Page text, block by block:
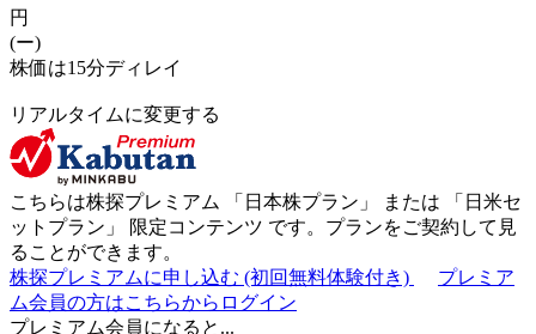
円
(ー)
株価は15分ディレイ
リアルタイムに変更する
こちらは株探プレミアム 「 日本株プラン 」 または 「 日米セ
ットプラン 」 限定コンテンツ です。プランをご契約して見
ることができます。
株探プレミアムに申し込む (初回無料体験付き)
プレミア
ム会員の方はこちらからログイン
プレミアム会員になると...